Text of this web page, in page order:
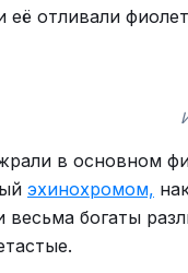
отливали
в основном
эхинохромом,
богаты